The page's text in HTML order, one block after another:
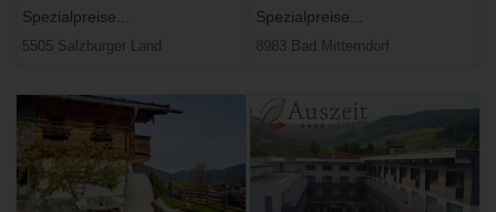
Spezialpreise...
5505 Salzburger Land
Spezialpreise...
8983 Bad Mitterndorf